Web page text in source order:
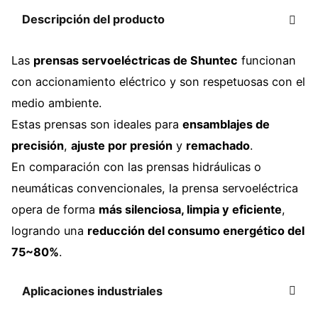
Descripción del producto
Las prensas servoeléctricas de Shuntec funcionan
con accionamiento eléctrico y son respetuosas con el
medio ambiente.
Estas prensas son ideales para ensamblajes de
precisión, ajuste por presióny remachado.
En comparación con las prensas hidráulicas o
neumáticas convencionales, la prensa servoeléctrica
opera de forma más silenciosa, limpia y eficiente,
logrando una reducción del consumo energético del
75~80%.
Aplicaciones industriales